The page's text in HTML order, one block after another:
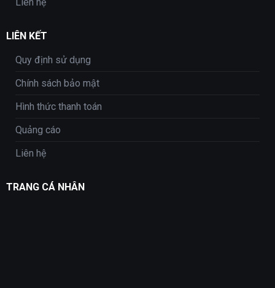
LIÊN KẾT
Quy định sử dụng
Chính sách bảo mật
Hình thức thanh toán
Quảng cáo
Liên hệ
TRANG CÁ NHÂN